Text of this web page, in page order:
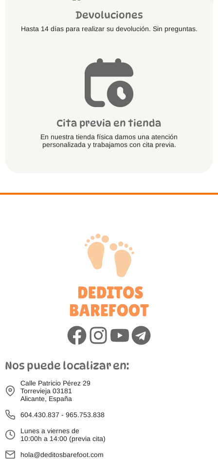
Devoluciones
Hasta 14 días para realizar su devolución. Sin preguntas.
Cita previa en tienda
En nuestra tienda física damos una atención
personalizada y trabajamos con cita previa.
Nos puede localizar en:
Calle Patricio Pérez 29
Torrevieja 03181
Alicante, España
604.430.837 - 965.753.838
Lunes a viernes de
10:00h a 14:00 (previa cita)
hola@deditosbarefoot.com